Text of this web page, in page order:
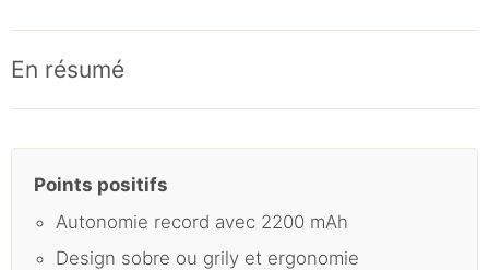
En résumé
Points positifs
Autonomie record avec 2200 mAh
Design sobre ou grily et ergonomie